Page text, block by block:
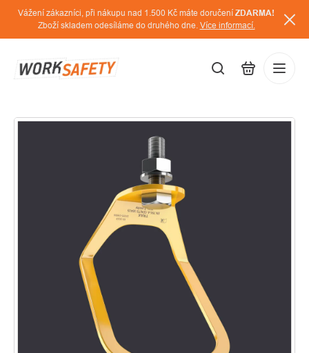
Přejít
obsah
Vážení zákazníci, při nákupu nad 1.500 Kč máte doručení ZDARMA!
Zboží skladem odesíláme do druhého dne. Více informací.
CZK